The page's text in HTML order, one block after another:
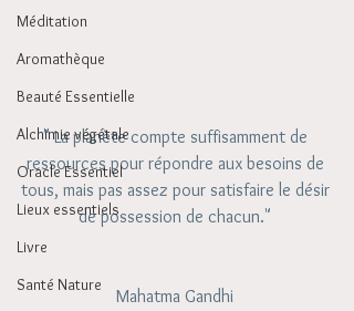
Méditation
Aromathèque
Beauté Essentielle
Alchimie végétale
Oracle Essentiel
Lieux essentiels
Livre
Santé Nature
" La planète compte suffisamment de
ressources pour répondre aux besoins de
tous, mais pas assez pour satisfaire le désir
de possession de chacun."
Mahatma Gandhi